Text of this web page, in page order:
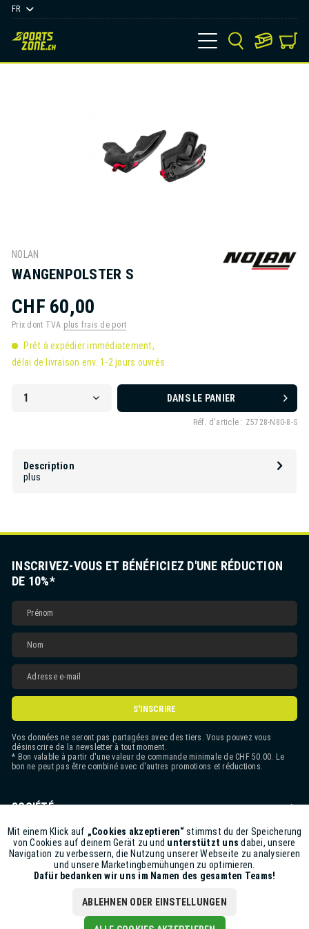
FR
NOLAN
WANGENPOLSTER S
CHF 60,00
Prix dont TVA plus frais de port
Prêt à expédier immédiatement,
délai de livraison env. 1-2 jours ouvrés
DANS LE PANIER
Réf. d'article : Z5728-N80-8-S
Description
plus
INSCRIVEZ-VOUS ET BÉNÉFICIEZ D'UNE RÉDUCTION
DE 10%*
S'INSCRIRE
Vos données ne seront pas partagées avec des tiers. Vous pouvez vous
désinscrire de la newsletter à tout moment.
* Bon valable à partir d'une valeur de commande minimale de CHF 50.00. Le
bon ne peut pas être combiné avec d'autres promotions et réductions.
SOCIÉTÉ
CONTACT
ASSISTANCE BOUTIQUE
INFORMATIONS
Funktionale Aktiv
Marketing Inaktiv
Inaktiv
Mit einem Klick auf „Cookies akzeptieren“stimmst du der Speicherung
von Cookies auf deinem Gerät zu und unterstützt uns dabei, unsere
Navigation zu verbessern, die Nutzung unserer Webseite zu analysieren
und unsere Marketingbemühungen zu optimieren.
Dafür bedanken wir uns im Namen des gesamten Teams!
ABLEHNEN ODER EINSTELLUNGEN